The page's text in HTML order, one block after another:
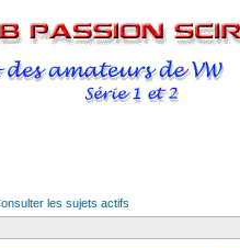
les sujets actifs